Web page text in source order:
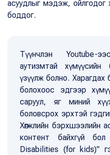
асуудлыг мэдэж, ойлгодог
боддог.
Түүнчлэн Youtube-
аутизмтай хүмүүсийн
үзүүлж болно. Харагдах
болохоос эдгээр
саруул, яг миний
боловсрох эрхтэй
Хөгжлийн бэрхшээлийн
контент байхгүй бол
Disabilities (for kids)"